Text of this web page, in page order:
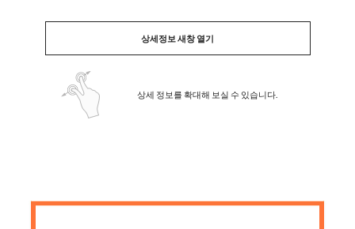
상세정보 새창 열기
상세 정보를 확대해 보실 수 있습니다.